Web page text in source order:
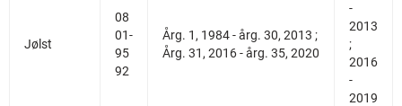
Jølst
08
01-
95
92
Årg. 1, 1984 - årg. 30, 2013 ;
Årg. 31, 2016 - årg. 35, 2020
-
2013
;
2016
-
2019